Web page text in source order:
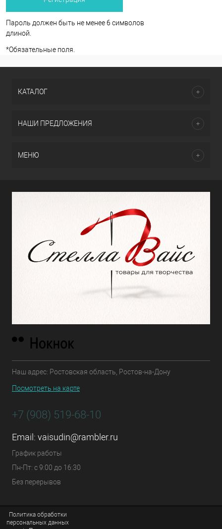
Пароль должен быть не менее 6 символов
длиной.
*Обязательные поля.
КАТАЛОГ
НАШИ ПРЕДЛОЖЕНИЯ
МЕНЮ
Наш адрес: Ростовская область, Ростов-на-Дону
Посмотреть на карте
+7 (908) 519-68-10
Email: vaisudin@rambler.ru
График работы
Пн-Пт: с 9:00 до 16:30
Без перерывов
Политика обработки
персональных данных